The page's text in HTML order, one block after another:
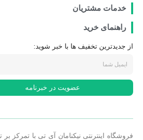
خدمات مشتریان
راهنمای خرید
از جدیدترین تخفیف ها با خبر شوید:
عضویت در خبرنامه
فروشگاه اینترنتی نیکنامان آی تی با تمرکز